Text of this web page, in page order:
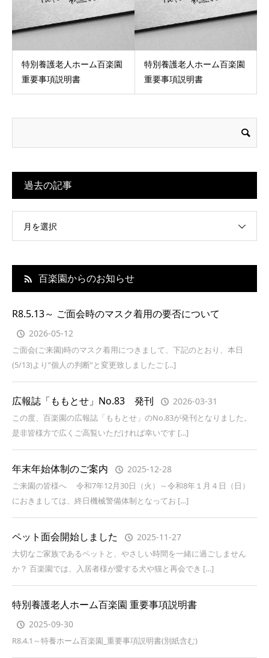
特別養護老人ホーム百楽園
重要事項説明書
特別養護老人ホーム百楽園
重要事項説明書
過去の記事
月を選択
百楽園からのお知らせ
R8.5.13～ ご面会時のマスク着用の要否について
2026-05-12
ご面会(ご来園)時のマスク着用につきまして、下記のとおり、本日
(5/13)より”個人の判断”と変更致しましたご […]
広報誌「ももとせ」No.83 発刊 2026-03-31
この度、百楽園の広報誌「ももとせ」のNo.83が発刊となりました。
是非皆様方で広くご高覧いただければ幸いです […]
年末年始体制のご案内 2025-12-28
ご来園の皆様へ 令和7年12月30日（火）～令和8年１月４日（日）
におきましては、終日機械警備体制となってお […]
ペット面会開始しました 2025-11-27
大切なご家族であるペットと、やさしい時間を一緒に過ごしません
か？ 百楽園では、入居者様が愛する犬や猫と再会でき […]
特別養護老人ホーム百楽園 重要事項説明書
2025-09-30
R8.4.1～特養ホーム百楽園_重要事項説明書(別紙含む)